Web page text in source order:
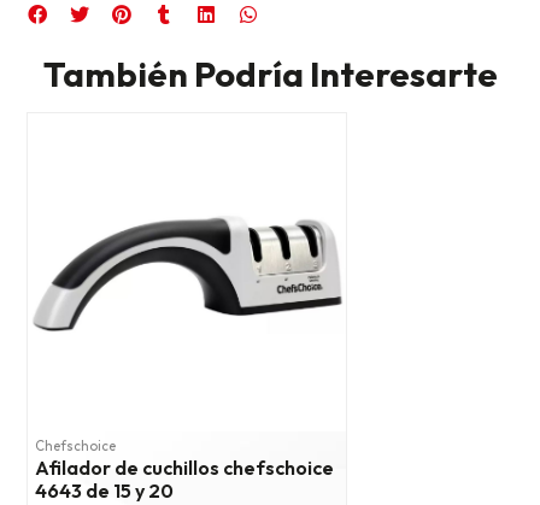
También Podría Interesarte
Chefschoice
Afilador de cuchillos chefschoice
4643 de 15 y 20